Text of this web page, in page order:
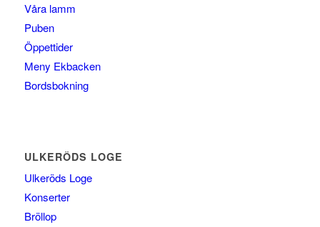
Våra lamm
Puben
Öppettider
Meny Ekbacken
Bordsbokning
ULKERÖDS LOGE
Ulkeröds Loge
Konserter
Bröllop